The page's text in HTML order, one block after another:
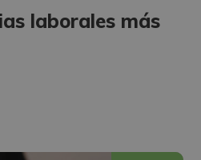
laborales más